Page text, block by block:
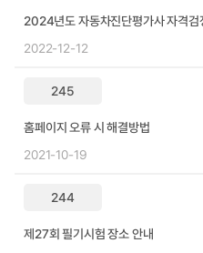
2024년도 자동차진단평가사 자격검
2022-12-12
245
홈페이지 오류 시 해결방법
2021-10-19
244
제27회 필기시험 장소 안내